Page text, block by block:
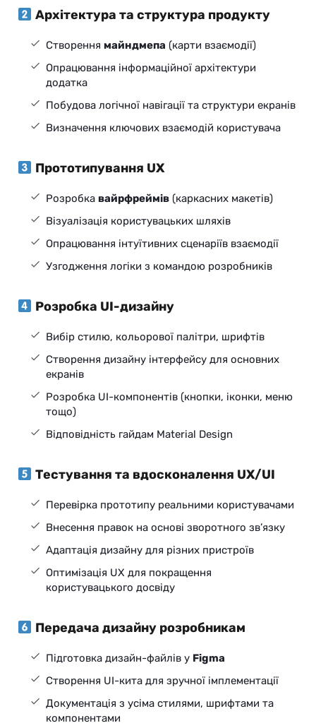
Архітектура та структура продукту
Створення майндмепа (карти взаємодії)
Опрацювання інформаційної архітектури
додатка
Побудова логічної навігації та структури екранів
Визначення ключових взаємодій користувача
Прототипування UX
Розробка вайрфреймів (каркасних макетів)
Візуалізація користувацьких шляхів
Опрацювання інтуїтивних сценаріїв взаємодії
Узгодження логіки з командою розробників
Розробка UI-дизайну
Вибір стилю, кольорової палітри, шрифтів
Створення дизайну інтерфейсу для основних
екранів
Розробка UI-компонентів (кнопки, іконки, меню
тощо)
Відповідність гайдам Material Design
Тестування та вдосконалення UX/UI
Перевірка прототипу реальними користувачами
Внесення правок на основі зворотного зв’язку
Адаптація дизайну для різних пристроїв
Оптимізація UX для покращення
користувацького досвіду
Передача дизайну розробникам
Підготовка дизайн-файлів у Figma
Створення UI-кита для зручної імплементації
Документація з усіма стилями, шрифтами та
компонентами